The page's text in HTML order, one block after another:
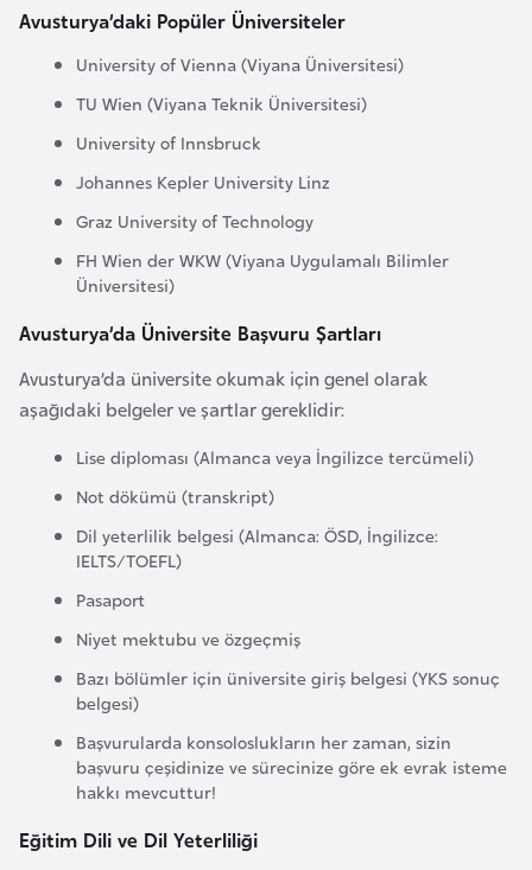
Avusturya’daki Popüler Üniversiteler
University of Vienna (Viyana Üniversitesi)
TU Wien (Viyana Teknik Üniversitesi)
University of Innsbruck
Johannes Kepler University Linz
Graz University of Technology
FH Wien der WKW (Viyana Uygulamalı Bilimler
Üniversitesi)
Avusturya’da Üniversite Başvuru Şartları
Avusturya’da üniversite okumak için genel olarak
aşağıdaki belgeler ve şartlar gereklidir:
Lise diploması (Almanca veya İngilizce tercümeli)
Not dökümü (transkript)
Dil yeterlilik belgesi (Almanca: ÖSD, İngilizce:
IELTS/TOEFL)
Pasaport
Niyet mektubu ve özgeçmiş
Bazı bölümler için üniversite giriş belgesi (YKS sonuç
belgesi)
Başvurularda konsoloslukların her zaman, sizin
başvuru çeşidinize ve sürecinize göre ek evrak isteme
hakkı mevcuttur!
Eğitim Dili ve Dil Yeterliliği
a
B
a
u